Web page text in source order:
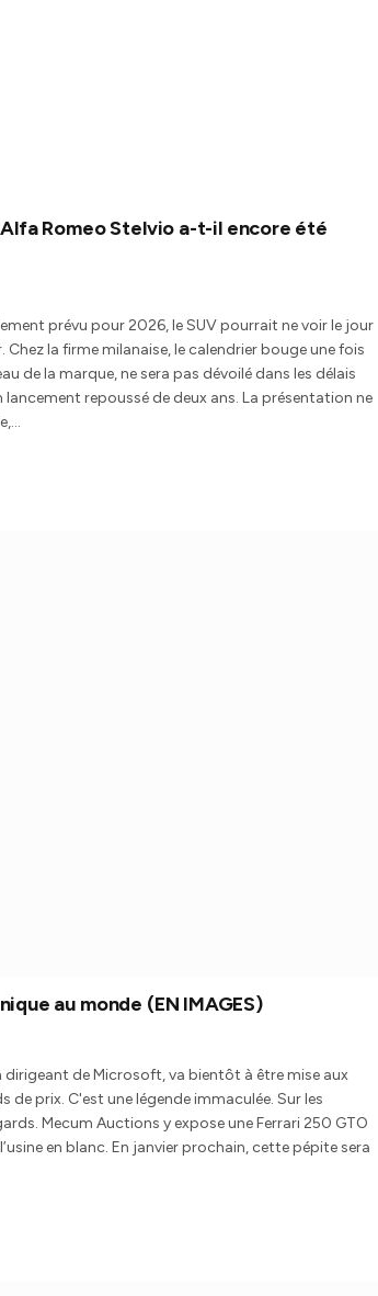
Romeo Stelvio a-t-il encore été
prévu pour 2026, le SUV pourrait ne voir le jour
la firme milanaise, le calendrier bouge une fois
de la marque, ne sera pas dévoilé dans les délais
repoussé de deux ans. La présentation ne
au monde (EN IMAGES)
dirigeant de Microsoft, va bientôt à être mise aux
prix. C'est une légende immaculée. Sur les
Mecum Auctions y expose une Ferrari 250 GTO
en blanc. En janvier prochain, cette pépite sera